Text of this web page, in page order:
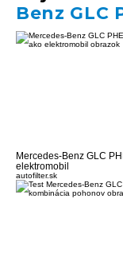
Benz GLC
Mercedes-Benz GLC
elektromobil
autofilter.sk